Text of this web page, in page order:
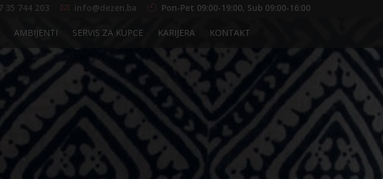
AMBIJENTI SERVIS ZA KUPCE KARIJERA KONTAKT
35 744 203 info@dezen.ba Pon-Pet 09:00-19:00, Sub 09:00-16:00